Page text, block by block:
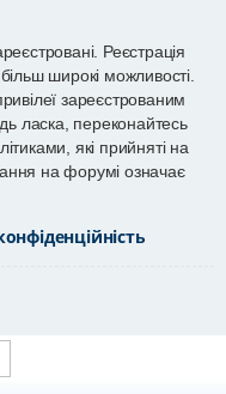
Реєстрація
широкі можливості.
зареєстрованим
ласка, переконайтесь
які прийняті на
на форумі означає